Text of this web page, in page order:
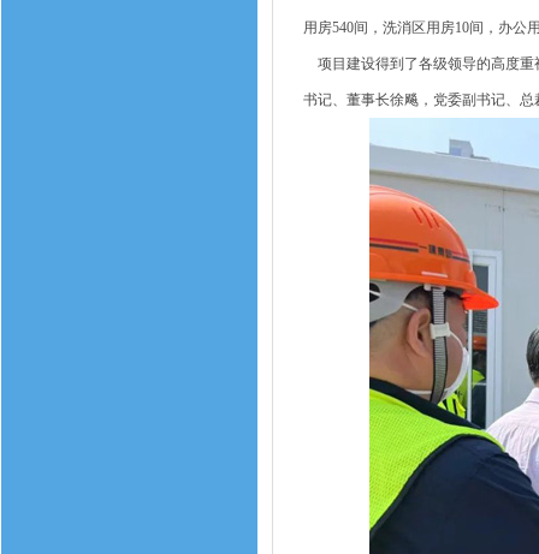
用房540间，洗消区用房10间，办公
项目建设得到了各级领导的高度重
书记、董事长徐飚，党委副书记、